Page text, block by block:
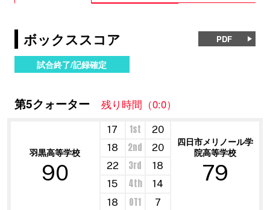
ボックススコア PDF
試合終了/記録確定
第5クォーター 残り時間（0:0）
羽黒高等学校
90
17 1st
20
四日市メリノール学
院高等学校
79
18 2nd
20
22
3rd
18
15
4th
14
18
OT1 7